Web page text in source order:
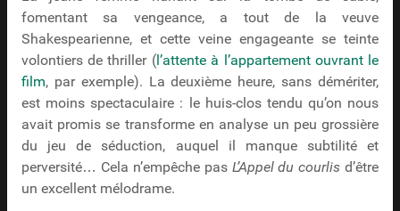
fomentant sa vengeance, a tout de la veuve
Shakespearienne, et cette veine engageante se teinte
volontiers de thriller (l’attente à l’appartement ouvrant le
film, par exemple). La deuxième heure, sans démériter,
est moins spectaculaire : le huis-clos tendu qu’on nous
avait promis se transforme en analyse un peu grossière
du jeu de séduction, auquel il manque subtilité et
perversité… Cela n’empêche pas L’Appel du courlis d’être
un excellent mélodrame.